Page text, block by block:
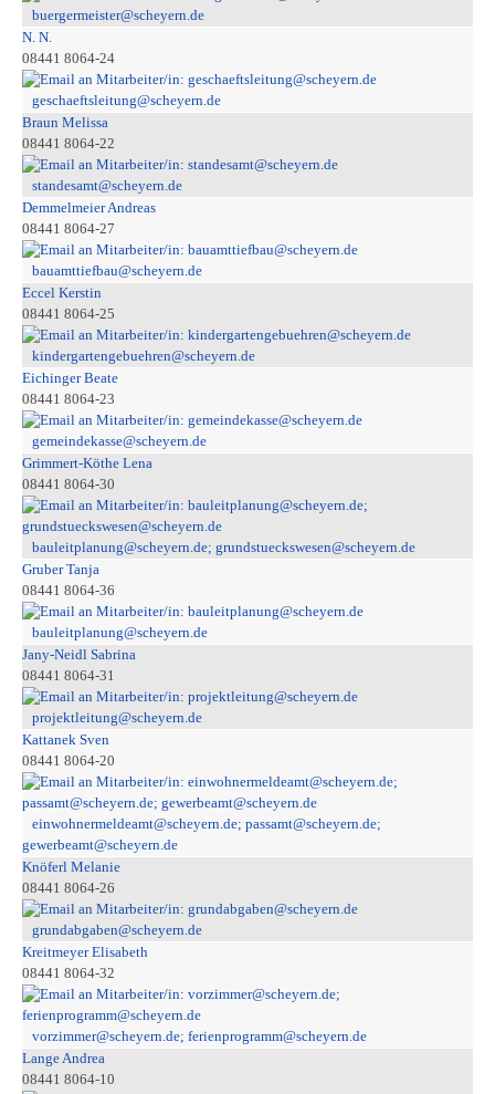
buergermeister@scheyern.de
N. N.
08441 8064-24
geschaeftsleitung@scheyern.de
Braun Melissa
08441 8064-22
standesamt@scheyern.de
Demmelmeier Andreas
08441 8064-27
bauamttiefbau@scheyern.de
Eccel Kerstin
08441 8064-25
kindergartengebuehren@scheyern.de
Eichinger Beate
08441 8064-23
gemeindekasse@scheyern.de
Grimmert-Köthe Lena
08441 8064-30
bauleitplanung@scheyern.de; grundstueckswesen@scheyern.de
Gruber Tanja
08441 8064-36
bauleitplanung@scheyern.de
Jany-Neidl Sabrina
08441 8064-31
projektleitung@scheyern.de
Kattanek Sven
08441 8064-20
einwohnermeldeamt@scheyern.de; passamt@scheyern.de;
gewerbeamt@scheyern.de
Knöferl Melanie
08441 8064-26
grundabgaben@scheyern.de
Kreitmeyer Elisabeth
08441 8064-32
vorzimmer@scheyern.de; ferienprogramm@scheyern.de
Lange Andrea
08441 8064-10